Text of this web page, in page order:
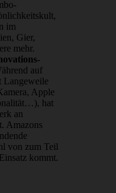
im
Gier,
mehr.
auf
Langeweile
Apple
hat
an
Amazons
von zum Teil
kommt.